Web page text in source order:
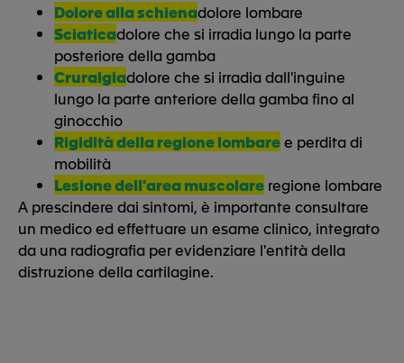
Dolore alla schienadolore lombare
Sciaticadolore che si irradia lungo la parte
posteriore della gamba
Cruralgiadolore che si irradia dall'inguine
lungo la parte anteriore della gamba fino al
ginocchio
Rigidità della regione lombaree perdita di
mobilità
Lesione dell'area muscolare regione lombare
A prescindere dai sintomi, è importante consultare
un medico ed effettuare un esame clinico, integrato
da una radiografia per evidenziare l'entità della
distruzione della cartilagine.